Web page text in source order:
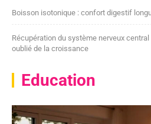
Boisson isotonique : confort digestif
Récupération du système nerveux
oublié de la croissance
Education